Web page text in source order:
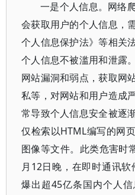
一是个人信息。网络
会获取用户的个人信息，
个人信息保护法》等相关
个人信息不被滥用和泄露
网站漏洞和弱点，获取网
私等，对网站和用户造成
常导致个人信息安全被逐
仅检索以HTML编写的网
图像等文件。此类危害时
月12日晚，在即时通讯
爆出超45亿条国内个人